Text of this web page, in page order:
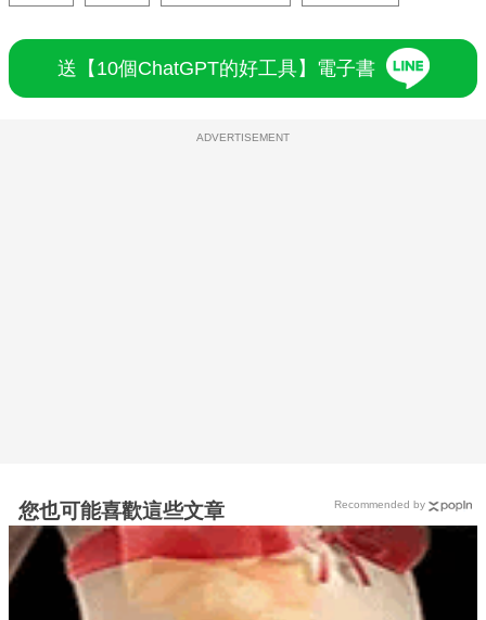
送【10個ChatGPT的好工具】電子書
ADVERTISEMENT
您也可能喜歡這些文章 Recommended by